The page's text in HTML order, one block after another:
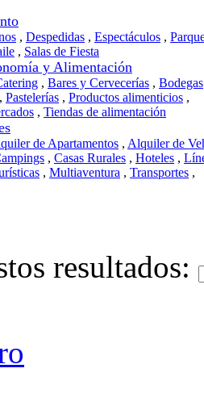
, Despedidas , Espectáculos ,
, Salas de Fiesta
y Alimentación
, Bares y Cervecerías , Bodegas
, Pastelerías , Productos alimenticios ,
, Tiendas de alimentación
de Apartamentos , Alquiler de
, Casas Rurales , Hoteles ,
, Multiaventura , Transportes ,
resultados: